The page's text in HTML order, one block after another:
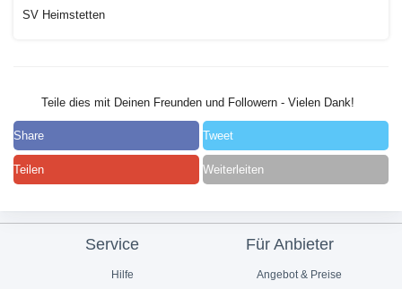
SV Heimstetten
Teile dies mit Deinen Freunden und Followern - Vielen Dank!
Share Tweet
Teilen Weiterleiten
Service
Hilfe
Für Anbieter
Angebot & Preise